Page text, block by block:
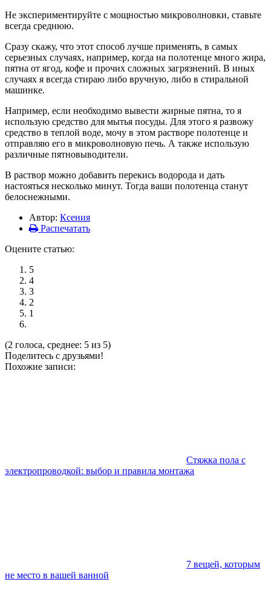
Не экспериментируйте с мощностью микроволновки, ставьте
всегда среднюю.
Сразу скажу, что этот способ лучше применять, в самых
серьезных случаях, например, когда на полотенце много жира,
пятна от ягод, кофе и прочих сложных загрязнений. В иных
случаях я всегда стираю либо вручную, либо в стиральной
машинке.
Например, если необходимо вывести жирные пятна, то я
использую средство для мытья посуды. Для этого я развожу
средство в теплой воде, мочу в этом растворе полотенце и
отправляю его в микроволновую печь. А также использую
различные пятновыводители.
В раствор можно добавить перекись водорода и дать
настояться несколько минут. Тогда ваши полотенца станут
белоснежными.
Автор: Ксения
Распечатать
Оцените статью:
5
4
3
2
1
(2 голоса, среднее: 5 из 5)
Поделитесь с друзьями!
Похожие записи:
Стяжка пола с
электропроводкой: выбор и правила монтажа
7 вещей, которым
не место в вашей ванной